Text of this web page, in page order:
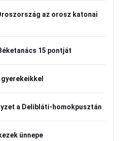
az orosz katonai
15 pontját
a Delibláti-homokpusztán
ünnepe